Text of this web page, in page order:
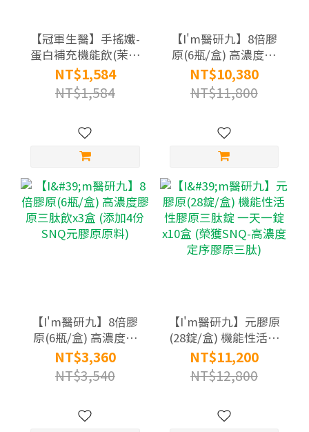
【冠軍生醫】手搖孅-
蛋白補充機能飲(茉莉
綠茶風味)(12入/袋)
NT$1,584
NT$1,584
【I'm醫研九】8倍膠
原(6瓶/盒) 高濃度膠
原三肽飲x10盒 (添加4
份SNQ元膠原原料)
NT$10,380
NT$11,800
【I'm醫研九】8倍膠
原(6瓶/盒) 高濃度膠
原三肽飲x3盒 (添加4
份SNQ元膠原原料)
NT$3,360
NT$3,540
【I'm醫研九】元膠原
(28錠/盒) 機能性活性
膠原三肽錠 一天一錠
x10盒 (榮獲SNQ-高濃
度定序膠原三肽)
NT$11,200
NT$12,800